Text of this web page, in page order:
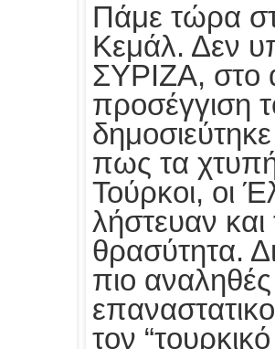
Πάμε τώρα
Κεμάλ. Δεν
ΣΥΡΙΖΑ, στο
προσέγγιση
πως τα
Τούρκοι, οι
λήστευαν
θρασύτητα.
πιο
τον